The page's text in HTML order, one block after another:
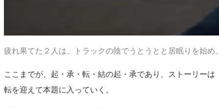
疲れ果てた２人は、トラックの陰でうとうとと居眠りを始め
ここまでが、起・承・転・結の起・承であり、ストーリーは
転を迎えて本題に入っていく。